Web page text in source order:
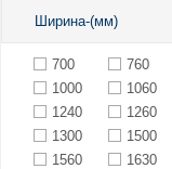
Ширина-(мм)
700 760
1000
1060
1240
1260
1300
1500
1560
1630